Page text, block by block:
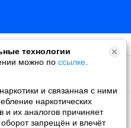
технологии
можно по ссылке
и связанная с ними
наркотических
и их аналогов причиняет
запрещён и влечёт
группа игры